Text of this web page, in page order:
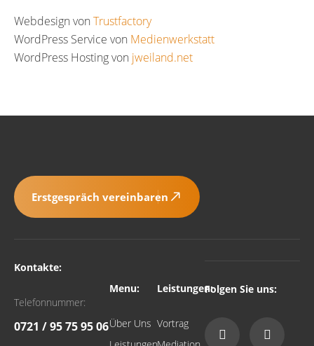
Webdesign von Trustfactory
WordPress Service von Medienwerkstatt
WordPress Hosting von jweiland.net
Erstgespräch vereinbaren
Kontakte:
Telefonnummer:
0721 / 95 75 95 06
Menu:
Über Uns
Leistungen:
Vortrag
Folgen Sie uns: